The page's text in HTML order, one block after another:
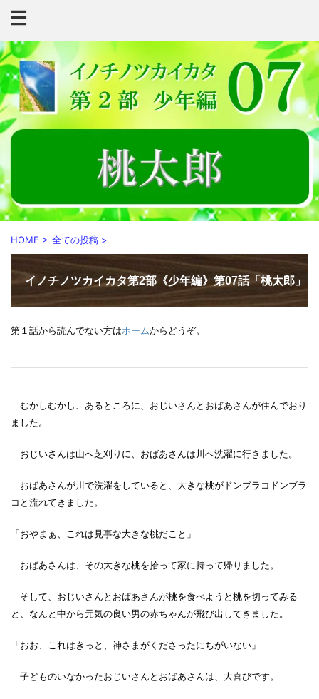
HOME > 全ての投稿 >
イノチノツカイカタ第2部《少年編》第07話「桃太郎」
第１話から読んでない方はホームからどうぞ。
むかしむかし、あるところに、おじいさんとおばあさんが住んでおり
ました。
おじいさんは山へ芝刈りに、おばあさんは川へ洗濯に行きました。
おばあさんが川で洗濯をしていると、大きな桃がドンブラコドンブラ
コと流れてきました。
「おやまぁ、これは見事な大きな桃だこと」
おばあさんは、その大きな桃を拾って家に持って帰りました。
そして、おじいさんとおばあさんが桃を食べようと桃を切ってみる
と、なんと中から元気の良い男の赤ちゃんが飛び出してきました。
「おお、これはきっと、神さまがくださったにちがいない」
子どものいなかったおじいさんとおばあさんは、大喜びです。